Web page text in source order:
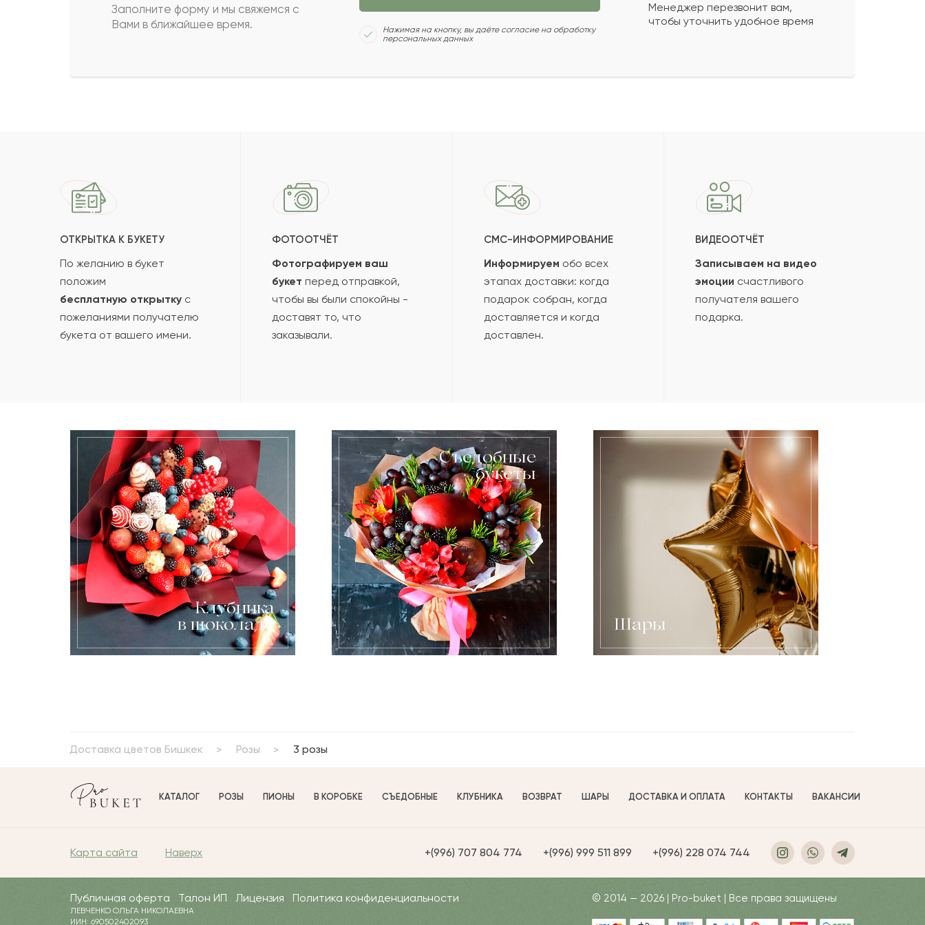
Заполните форму и мы свяжемся с
Вами в ближайшее время.
Нажимая на кнопку, вы даёте согласие на обработку
персональных данных
Менеджер перезвонит вам,
чтобы уточнить удобное время
ОТКРЫТКА К БУКЕТУ
По желанию в букет
положим
бесплатную открытку с
пожеланиями получателю
букета от вашего имени.
ФОТООТЧЁТ
Фотографируем ваш
букет перед отправкой,
чтобы вы были спокойны -
доставят то, что
заказывали.
СМС-ИНФОРМИРОВАНИЕ
Информируем обо всех
этапах доставки: когда
подарок собран, когда
доставляется и когда
доставлен.
ВИДЕООТЧЁТ
Записываем на видео
эмоции счастливого
получателя вашего
подарка.
Клубника
в шоколаде
Съедобные
букеты
Шары
Доставка цветов Бишкек Розы 3 розы
КАТАЛОГ РОЗЫ ПИОНЫ В КОРОБКЕ СЪЕДОБНЫЕ КЛУБНИКА ВОЗВРАТ ШАРЫ ДОСТАВКА И ОПЛАТА КОНТАКТЫ ВАКАНСИИ
Карта сайта Наверх +(996) 707 804 774 +(996) 999 511 899 +(996) 228 074 744
Публичная оферта Талон ИП Лицензия Политика конфиденциальности
ЛЕВЧЕНКО ОЛЬГА НИКОЛАЕВНА
ИИН: 690502402093
© 2014 — 2026 | Pro-buket | Все права защищены